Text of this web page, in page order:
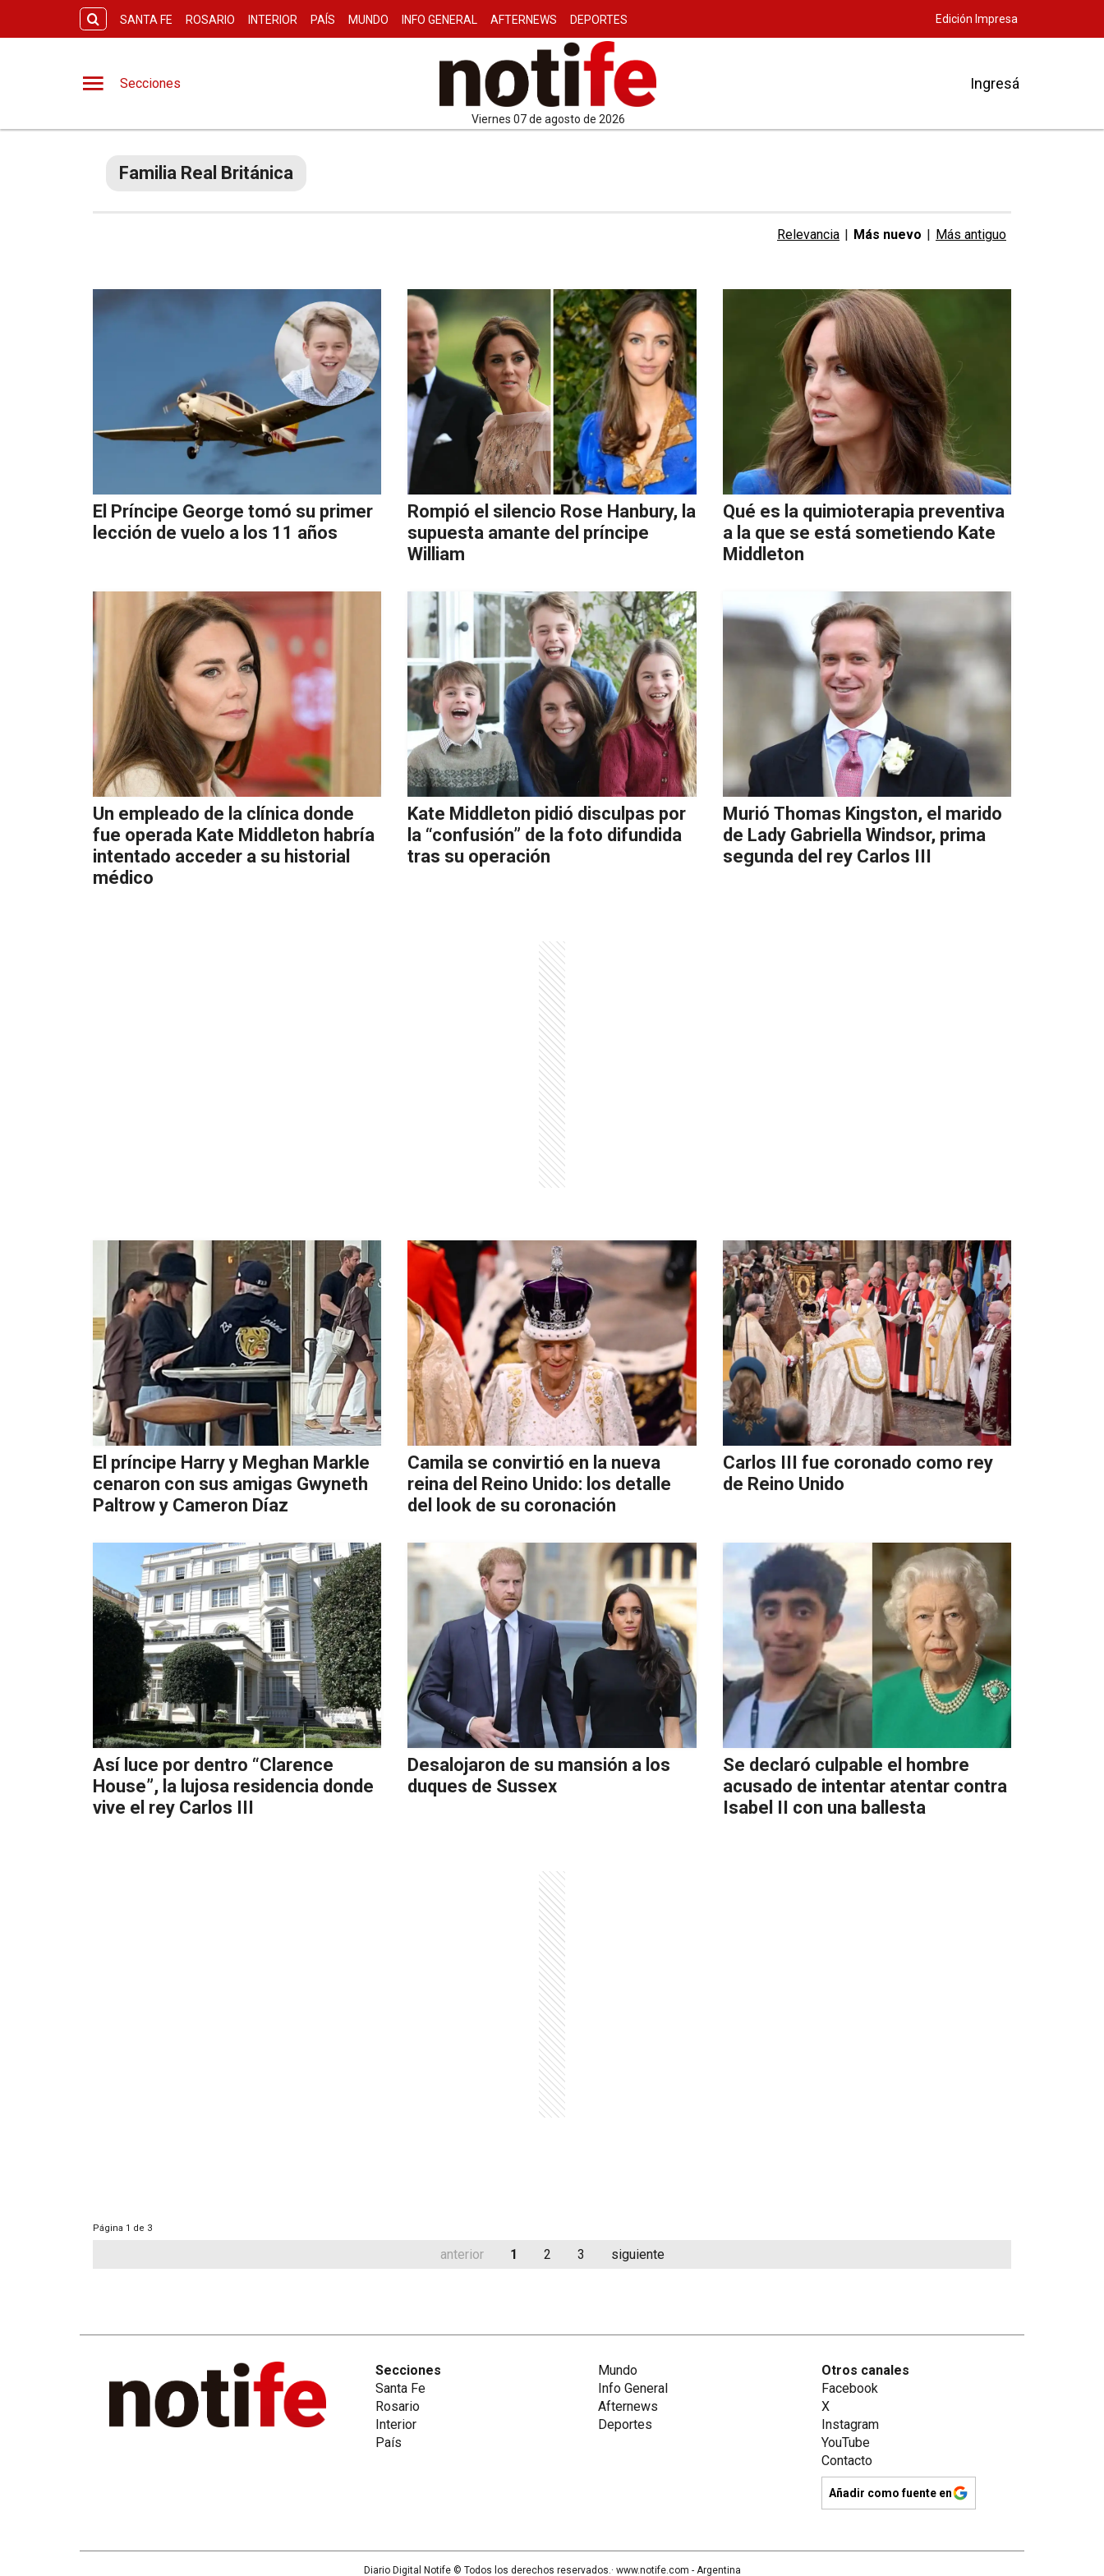
SANTA FE ROSARIO INTERIOR PAÍS MUNDO INFO GENERAL AFTERNEWS DEPORTES Edición Impresa
Secciones
viernes 07 de agosto de 2026
Ingresá
Familia Real Británica
Relevancia | Más nuevo | Más antiguo
El Príncipe George tomó su primer
lección de vuelo a los 11 años
Rompió el silencio Rose Hanbury, la
supuesta amante del príncipe
William
Qué es la quimioterapia preventiva
a la que se está sometiendo Kate
Middleton
Un empleado de la clínica donde
fue operada Kate Middleton habría
intentado acceder a su historial
médico
Kate Middleton pidió disculpas por
la “confusión” de la foto difundida
tras su operación
Murió Thomas Kingston, el marido
de Lady Gabriella Windsor, prima
segunda del rey Carlos III
El príncipe Harry y Meghan Markle
cenaron con sus amigas Gwyneth
Paltrow y Cameron Díaz
Camila se convirtió en la nueva
reina del Reino Unido: los detalle
del look de su coronación
Carlos III fue coronado como rey
de Reino Unido
Así luce por dentro “Clarence
House”, la lujosa residencia donde
vive el rey Carlos III
Desalojaron de su mansión a los
duques de Sussex
Se declaró culpable el hombre
acusado de intentar atentar contra
Isabel II con una ballesta
Página 1 de 3
anterior 1 2 3 siguiente
Secciones
Santa Fe
Rosario
Interior
País
Mundo
Info General
Afternews
Deportes
Otros canales
Facebook
X
Instagram
YouTube
Contacto
Añadir como fuente en
Diario Digital Notife© Todos los derechos reservados.· www.notife.com - Argentina